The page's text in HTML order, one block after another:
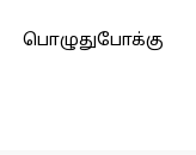
பொழுதுபோக்கு